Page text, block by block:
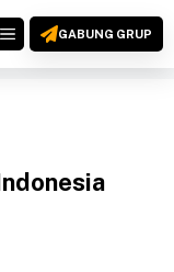
MENUGABUNG GRUP